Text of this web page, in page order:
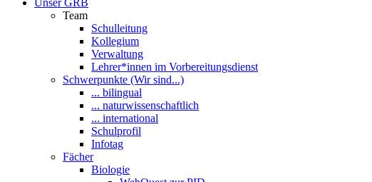
Team
Schulleitung
Kollegium
Verwaltung
Lehrer*innen im Vorbereitungsdienst
Schwerpunkte (Wir sind...)
... bilingual
... naturwissenschaftlich
... international
Schulprofil
Infotag
Fächer
Biologie